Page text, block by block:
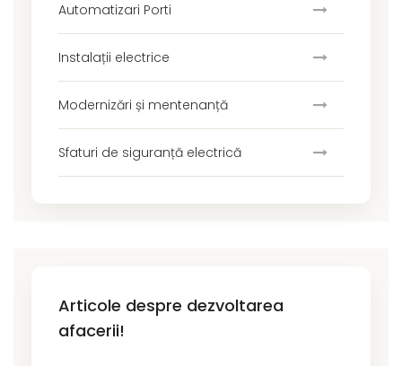
Automatizari Porti
Instalații electrice
Modernizări și mentenanță
Sfaturi de siguranță electrică
Articole despre dezvoltarea
afacerii!